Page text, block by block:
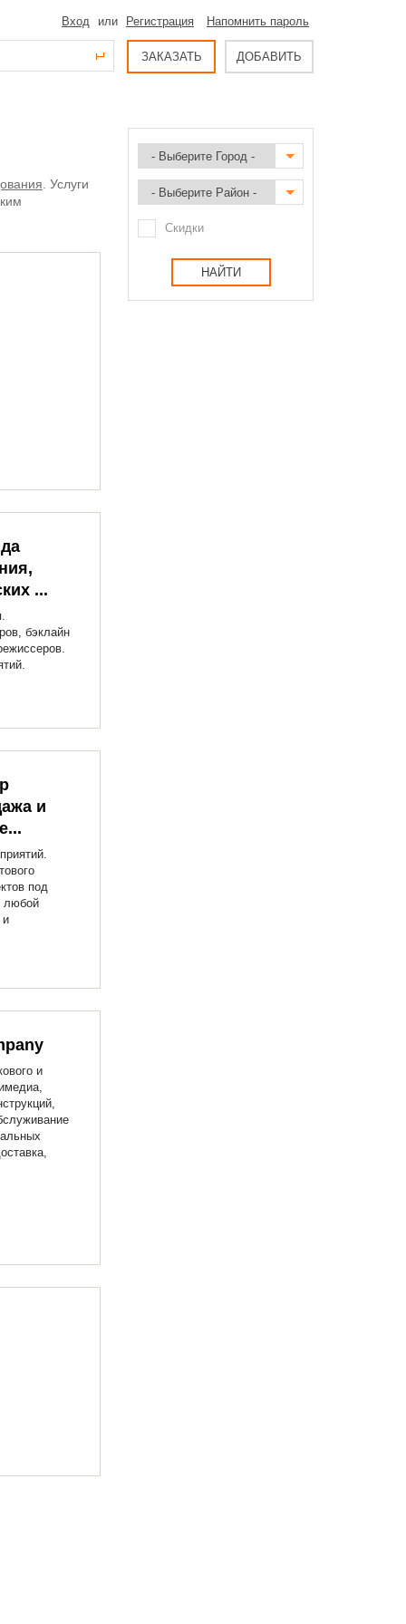
Вход или Регистрация Напомнить пароль
ЗАКАЗАТЬ ДОБАВИТЬ
. Услуги
...
бэклайн
и
под
любой
и
и
Скидки
НАЙТИ